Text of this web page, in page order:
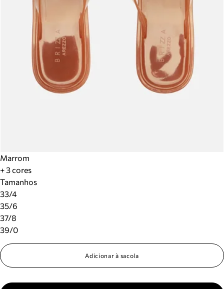
Marrom
+ 3 cores
Tamanhos
33/4
35/6
37/8
39/0
Adicionar à sacola